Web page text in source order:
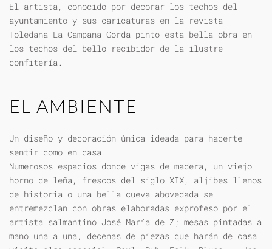
El artista, conocido por decorar los techos del
ayuntamiento y sus caricaturas en la revista
Toledana La Campana Gorda pinto esta bella obra en
los techos del bello recibidor de la ilustre
confitería.
EL AMBIENTE
Un diseño y decoración única ideada para hacerte
sentir como en casa.
Numerosos espacios donde vigas de madera, un viejo
horno de leña, frescos del siglo XIX, aljibes llenos
de historia o una bella cueva abovedada se
entremezclan con obras elaboradas exprofeso por el
artista salmantino José María de Z; mesas pintadas a
mano una a una, decenas de piezas que harán de casa